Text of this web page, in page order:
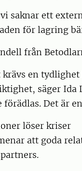
saknar ett
för lagring
från
krävs en
säger Ida
förädlas. Det är
löser kriser
att goda